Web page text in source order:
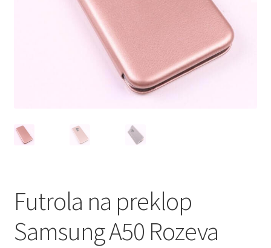
Сервис за мобилни телефони
Futrola na preklop
Samsung A50 Rozeva